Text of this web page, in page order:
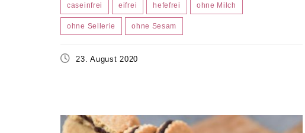
caseinfrei eifrei hefefrei ohne Milch
ohne Sellerie ohne Sesam
23. August 2020